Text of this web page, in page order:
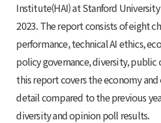
Institute(HAI) at Stanford
2023. The report consists of eight
performance, technical AI ethics,
policy governance, diversity,
this report covers the economy
detail compared to the previous
diversity and opinion poll results.